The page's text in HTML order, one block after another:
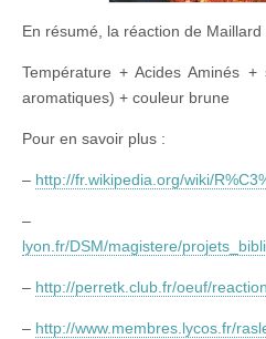
En résumé, la réaction de Maillard
Température + Acides Aminés
aromatiques) + couleur brune
Pour en savoir plus :
– http://fr.wikipedia.org/wiki/
lyon.fr/DSM/magistere/
– http://perretk.club.fr/oeuf/
– http://www.membres.lycos.fr/